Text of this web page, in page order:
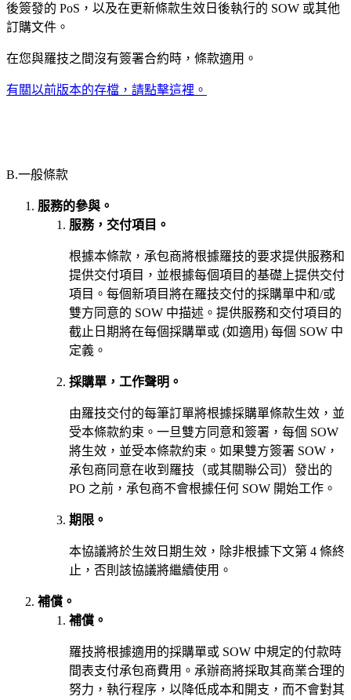
後簽發的 PoS，以及在更新條款生效日後執行的 SOW 或其他
訂購文件。
在您與羅技之間沒有簽署合約時，條款適用。
有關以前版本的存檔，請點擊這裡。
B.一般條款
服務的參與。
服務，交付項目。
根據本條款，承包商將根據羅技的要求提供服務和
提供交付項目，並根據每個項目的基礎上提供交付
項目。每個新項目將在羅技交付的採購單中和/或
雙方同意的 SOW 中描述。提供服務和交付項目的
截止日期將在每個採購單或 (如適用) 每個 SOW 中
定義。
採購單，工作聲明。
由羅技交付的每筆訂單將根據採購單條款生效，並
受本條款約束。一旦雙方同意和簽署，每個 SOW
將生效，並受本條款約束。如果雙方簽署 SOW，
承包商同意在收到羅技（或其關聯公司）發出的
PO 之前，承包商不會根據任何 SOW 開始工作。
期限。
本協議將於生效日期生效，除非根據下文第 4 條終
止，否則該協議將繼續使用。
補償。
補償。
羅技將根據適用的採購單或 SOW 中規定的付款時
間表支付承包商費用。承辦商將採取其商業合理的
努力，執行程序，以降低成本和開支，而不會對其